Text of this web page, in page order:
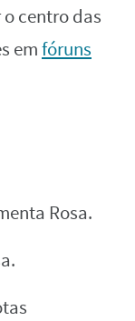
centro das
emfóruns
Rosa.